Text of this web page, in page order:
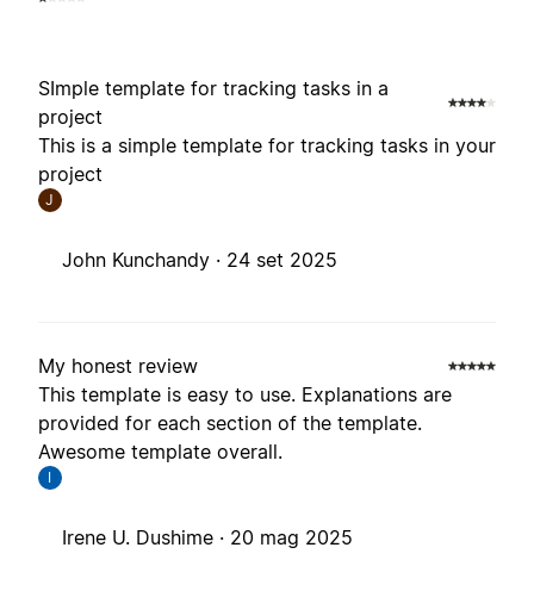
SImple template for tracking tasks in a
project
This is a simple template for tracking tasks in your
project
J
John Kunchandy · 24 set 2025
My honest review
This template is easy to use. Explanations are
provided for each section of the template.
Awesome template overall.
I
Irene U. Dushime · 20 mag 2025